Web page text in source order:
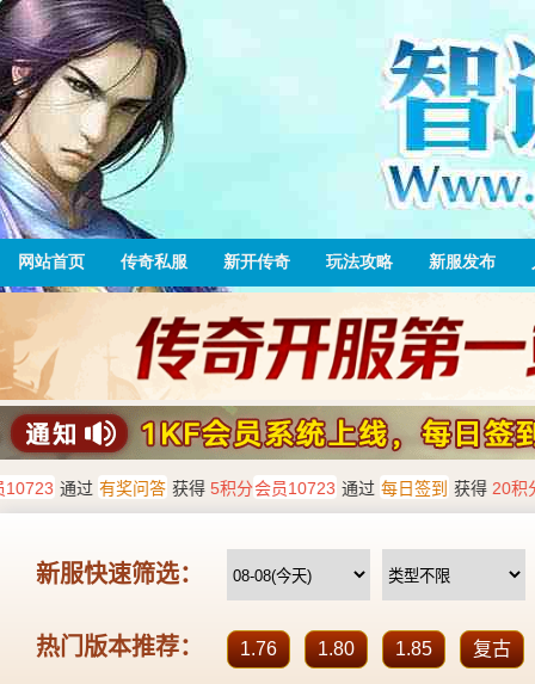
网站首页 传奇私服 新开传奇 玩法攻略 新服发布